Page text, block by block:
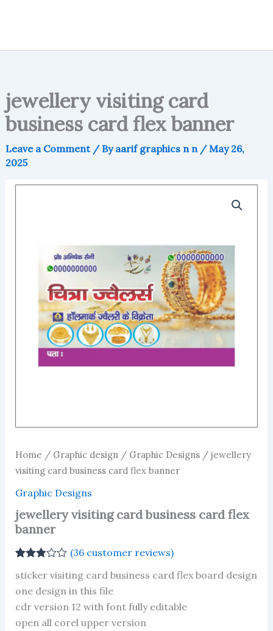
jewellery visiting card
business card flex banner
Leave a Comment / Byaarif graphics n n / May 26,
2025
Home / Graphic design/ Graphic Designs/ jewellery
visiting card business card flex banner
Graphic Designs
jewellery visiting card business card flex
banner
2.86
out of 5
based
on
ratings
(36 customer reviews)
sticker visiting card business card flex board design
one design in this file
cdr version 12 with font fully editable
open all corel upper version